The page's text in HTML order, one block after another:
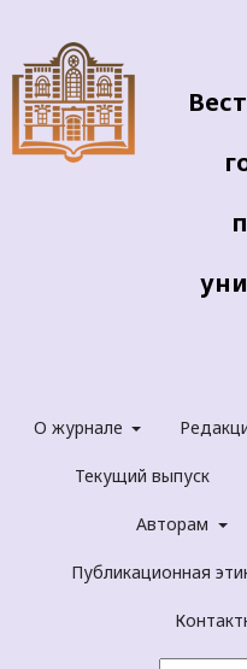
О журнале
Текущий выпуск
Авторам
Публикационная